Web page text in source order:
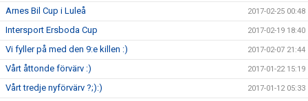
Arnes Bil Cup i Luleå 2017-02-25 00:48
Intersport Ersboda Cup 2017-02-19 18:40
Vi fyller på med den 9:e killen :) 2017-02-07 21:44
Vårt åttonde förvärv :) 2017-01-22 15:19
Vårt tredje nyförvärv ?;):) 2017-01-12 05:33